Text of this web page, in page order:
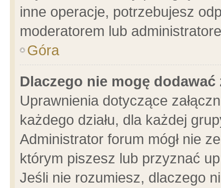
inne operacje, potrzebujesz
moderatorem lub
Góra
Dlaczego nie mogę dodawać
Uprawnienia dotyczące
każdego działu, dla każdej
Administrator forum mógł nie
którym piszesz lub przyznać
Jeśli nie rozumiesz, dlaczego